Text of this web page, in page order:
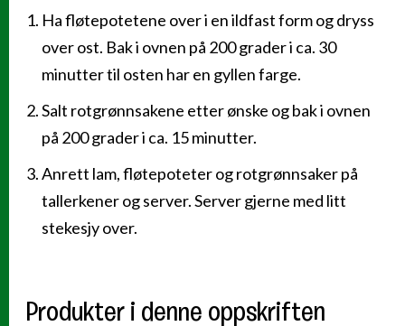
Ha fløtepotetene over i en ildfast form og dryss
over ost. Bak i ovnen på 200 grader i ca. 30
minutter til osten har en gyllen farge.
Salt rotgrønnsakene etter ønske og bak i ovnen
på 200 grader i ca. 15 minutter.
Anrett lam, fløtepoteter og rotgrønnsaker på
tallerkener og server. Server gjerne med litt
stekesjy over.
Produkter i denne oppskriften